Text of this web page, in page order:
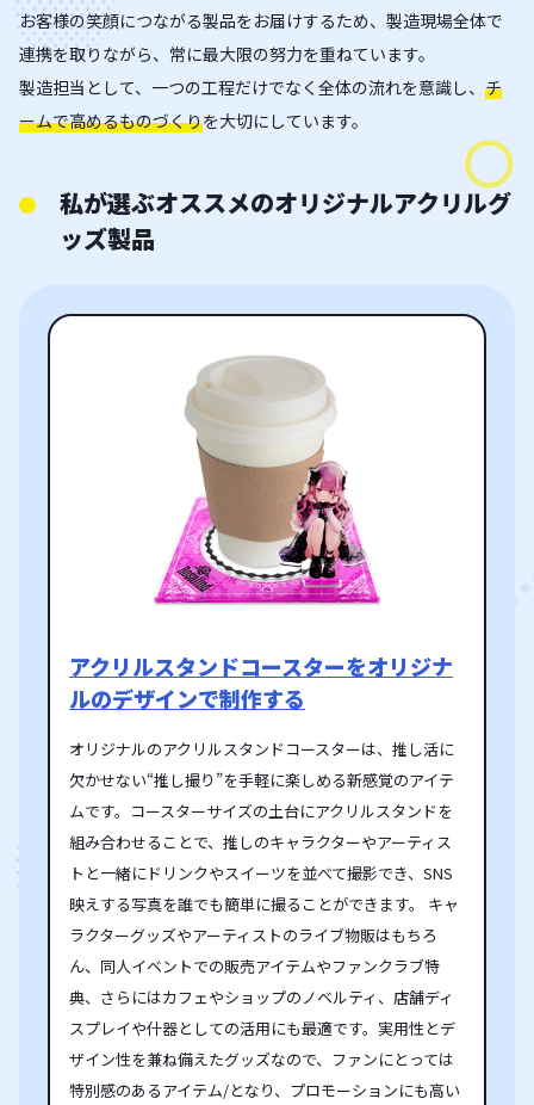
お客様の笑顔につながる製品をお届けするため、製造現場全体で
連携を取りながら、常に最大限の努力を重ねています。
製造担当として、一つの工程だけでなく全体の流れを意識し、 チ
ームで高めるものづくりを大切にしています。
私が選ぶオススメのオリジナルアクリルグ
ッズ製品
アクリルスタンドコースターをオリジナ
ルのデザインで制作する
オリジナルのアクリルスタンドコースターは、推し活に
欠かせない“推し撮り”を手軽に楽しめる新感覚のアイテ
ムです。コースターサイズの土台にアクリルスタンドを
組み合わせることで、推しのキャラクターやアーティス
トと一緒にドリンクやスイーツを並べて撮影でき、SNS
映えする写真を誰でも簡単に撮ることができます。 キャ
ラクターグッズやアーティストのライブ物販はもちろ
ん、同人イベントでの販売アイテムやファンクラブ特
典、さらにはカフェやショップのノベルティ、店舗ディ
スプレイや什器としての活用にも最適です。実用性とデ
ザイン性を兼ね備えたグッズなので、ファンにとっては
特別感のあるアイテム/となり、プロモーションにも高い